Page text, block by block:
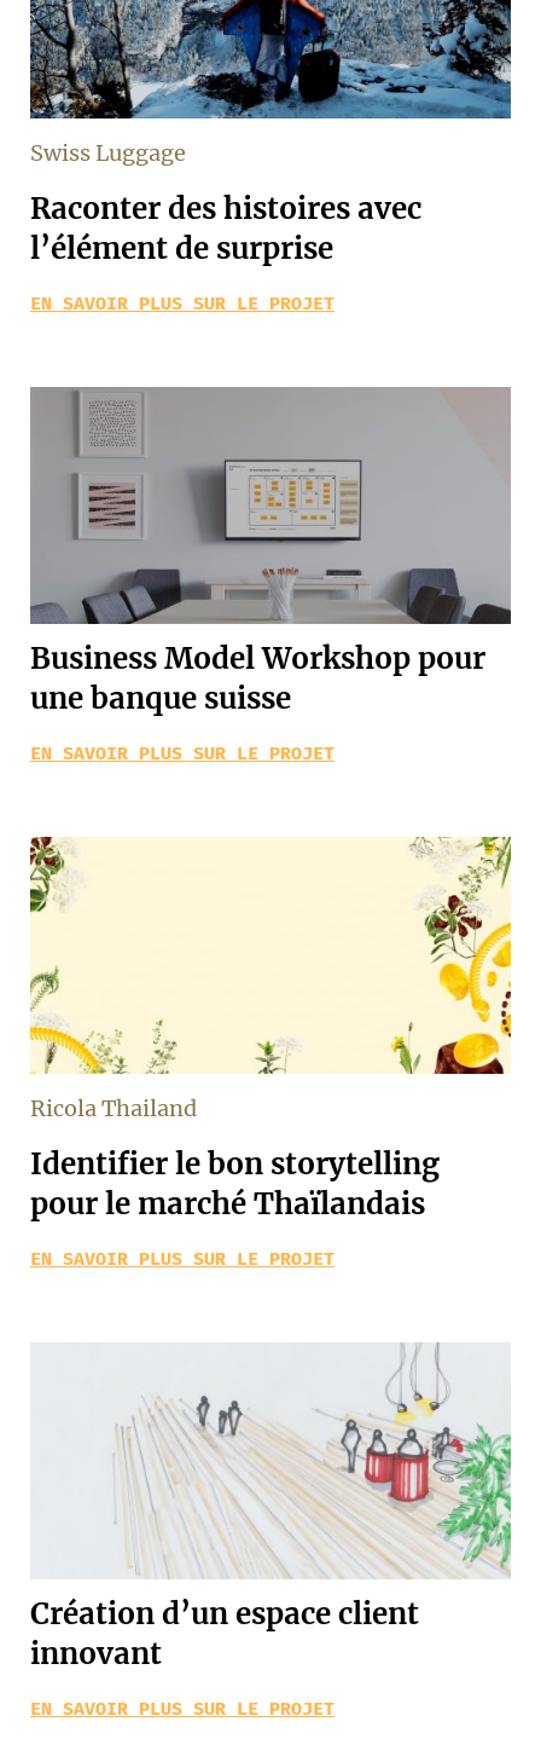
Swiss Luggage
Raconter des histoires avec
l’élément de surprise
EN SAVOIR PLUS SUR LE PROJET
Business Model Workshop pour
une banque suisse
EN SAVOIR PLUS SUR LE PROJET
Ricola Thailand
Identifier le bon storytelling
pour le marché Thaïlandais
EN SAVOIR PLUS SUR LE PROJET
Création d’un espace client
innovant
EN SAVOIR PLUS SUR LE PROJET